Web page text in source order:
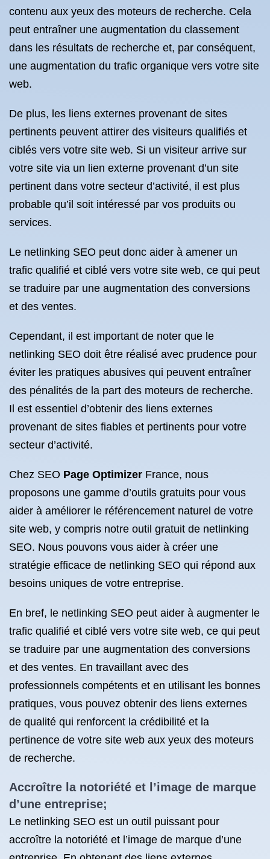
contenu aux yeux des moteurs de recherche. Cela
peut entraîner une augmentation du classement
dans les résultats de recherche et, par conséquent,
une augmentation du trafic organique vers votre site
web.
De plus, les liens externes provenant de sites
pertinents peuvent attirer des visiteurs qualifiés et
ciblés vers votre site web. Si un visiteur arrive sur
votre site via un lien externe provenant d’un site
pertinent dans votre secteur d’activité, il est plus
probable qu’il soit intéressé par vos produits ou
services.
Le netlinking SEO peut donc aider à amener un
trafic qualifié et ciblé vers votre site web, ce qui peut
se traduire par une augmentation des conversions
et des ventes.
Cependant, il est important de noter que le
netlinking SEO doit être réalisé avec prudence pour
éviter les pratiques abusives qui peuvent entraîner
des pénalités de la part des moteurs de recherche.
Il est essentiel d’obtenir des liens externes
provenant de sites fiables et pertinents pour votre
secteur d’activité.
Chez SEO Page Optimizer France, nous
proposons une gamme d’outils gratuits pour vous
aider à améliorer le référencement naturel de votre
site web, y compris notre outil gratuit de netlinking
SEO. Nous pouvons vous aider à créer une
stratégie efficace de netlinking SEO qui répond aux
besoins uniques de votre entreprise.
En bref, le netlinking SEO peut aider à augmenter le
trafic qualifié et ciblé vers votre site web, ce qui peut
se traduire par une augmentation des conversions
et des ventes. En travaillant avec des
professionnels compétents et en utilisant les bonnes
pratiques, vous pouvez obtenir des liens externes
de qualité qui renforcent la crédibilité et la
pertinence de votre site web aux yeux des moteurs
de recherche.
Accroître la notoriété et l’image de marque
d’une entreprise;
Le netlinking SEO est un outil puissant pour
accroître la notoriété et l’image de marque d’une